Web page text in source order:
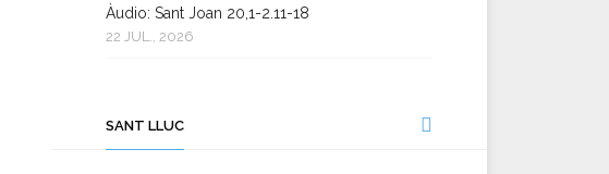
Àudio: Sant Joan 20,1-2.11-18
22 JUL., 2026
SANT LLUC